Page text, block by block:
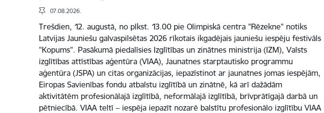
07.08.2026.
Trešdien, 12. augustā, no plkst. 13.00 pie Olimpiskā centra "Rēzekne" notiks
Latvijas Jauniešu galvaspilsētas 2026 rīkotais ikgadējais jauniešu iespēju festivāls
"Kopums". Pasākumā piedalīsies Izglītības un zinātnes ministrija (IZM), Valsts
izglītības attīstības aģentūra (VIAA), Jaunatnes starptautisko programmu
aģentūra (JSPA) un citas organizācijas, iepazīstinot ar jaunatnes jomas iespējām,
Eiropas Savienības fondu atbalstu izglītībā un zinātnē, kā arī dažādām
aktivitātēm profesionālajā izglītībā, neformālajā izglītībā, brīvprātīgajā darbā un
pētniecībā. VIAA teltī – iespēja iepazīt nozarē balstītu profesionālo izglītību VIAA